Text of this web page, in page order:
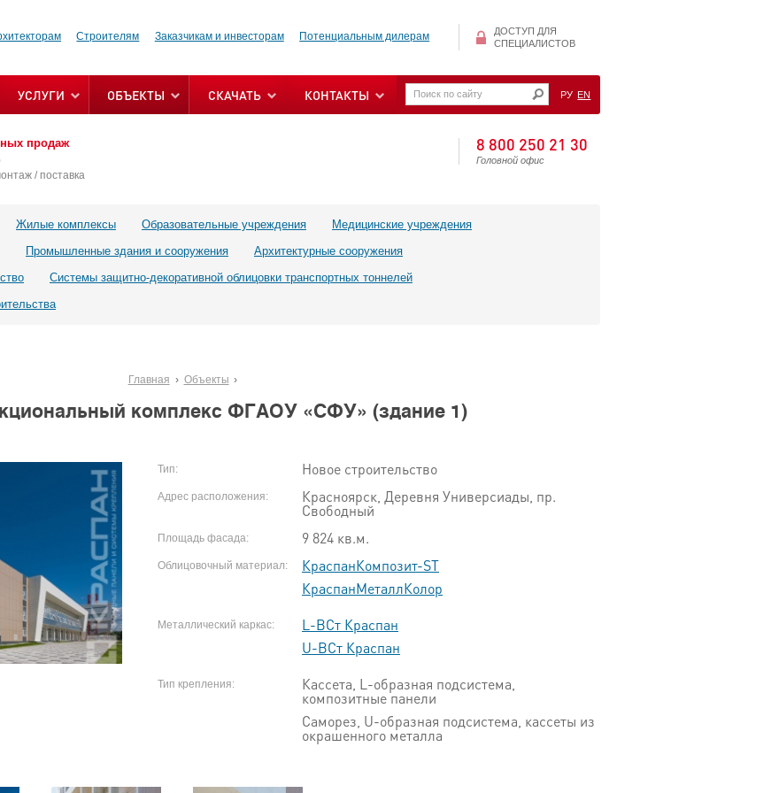
Строителям Заказчикам и инвесторам Потенциальным дилерам
ДОСТУП ДЛЯ
СПЕЦИАЛИСТОВ
УСЛУГИ ОБЪЕКТЫ СКАЧАТЬ КОНТАКТЫ РУ EN
продаж
/ поставка
8 800 250 21 30
Головной офис
Жилые комплексы Образовательные учреждения
Медицинские учреждения
Промышленные здания и сооружения
Архитектурные сооружения
Системы защитно-декоративной облицовки транспортных тоннелей
Главная Объекты
комплекс ФГАОУ «СФУ» (здание 1)
Тип: Новое строительство
Адрес расположения: Красноярск, Деревня Универсиады, пр.
Свободный
Площадь фасада: 9 824 кв.м.
Облицовочный материал:
КраспанКомпозит-ST
КраспанМеталлКолор
Металлический каркас:
L-ВСт Краспан
U-ВСт Краспан
Тип крепления: Кассета, L-образная подсистема,
композитные панели
Саморез, U-образная подсистема, кассеты из
окрашенного металла